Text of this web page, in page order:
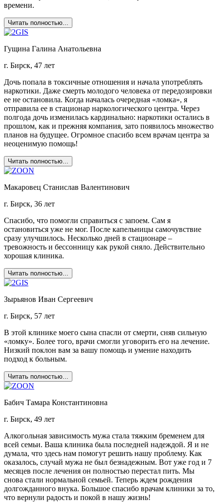
времени.
Читать полностью...
Гущина Галина Анатольевна
г. Бирск, 47 лет
Дочь попала в токсичные отношения и начала употреблять
наркотики. Даже смерть молодого человека от передозировки
ее не остановила. Когда началась очередная «ломка», я
отправила ее в стационар наркологического центра. Через
полгода дочь изменилась кардинально: наркотики остались в
прошлом, как и прежняя компания, зато появилось множество
планов на будущее. Огромное спасибо всем врачам центра за
неоценимую помощь!
Читать полностью...
Макаровец Станислав Валентинович
г. Бирск, 36 лет
Спасибо, что помогли справиться с запоем. Сам я
остановиться уже не мог. После капельницы самочувствие
сразу улучшилось. Несколько дней в стационаре –
тревожность и бессонницу как рукой сняло. Действительно
хорошая клиника.
Читать полностью...
Зырьянов Иван Сергеевич
г. Бирск, 57 лет
В этой клинике моего сына спасли от смерти, сняв сильную
«ломку». Более того, врачи смогли уговорить его на лечение.
Низкий поклон вам за вашу помощь и умение находить
подход к больным.
Читать полностью...
Бабич Тамара Константиновна
г. Бирск, 49 лет
Алкогольная зависимость мужа стала тяжким бременем для
всей семьи. Ваша клиника была последней надеждой. Я и не
думала, что здесь нам помогут решить нашу проблему. Как
оказалось, случай мужа не был безнадежным. Вот уже год и 7
месяцев после лечения он полностью перестал пить. Мы
снова стали нормальной семьей. Теперь ждем рождения
долгожданного внука. Большое спасибо врачам клиники за то,
что вернули радость и покой в нашу жизнь!